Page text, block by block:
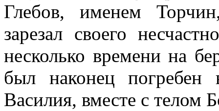
Глебов, именем
зарезал своего
несколько времени на
был наконец погребен
Василия, вместе с телом